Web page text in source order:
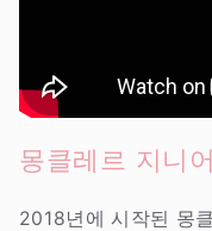
몽클레르 지니
2018년에 시작된 몽